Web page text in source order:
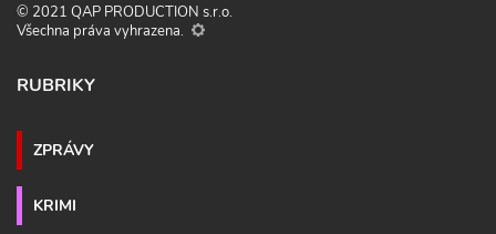
© 2021 QAP PRODUCTION s.r.o.
Všechna práva vyhrazena.
RUBRIKY
ZPRÁVY
KRIMI